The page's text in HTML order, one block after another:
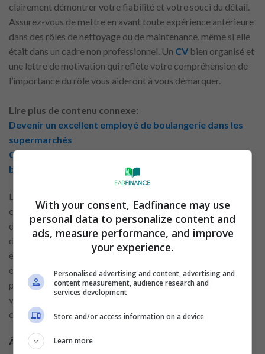
clairement démontrer votre fiabilité et votre souci du détail.
Assurez-vous de mettre en avant toute expérience antérieure
dans des rôles de nettoyage ou de maintenance, même si elle
était dans un cadre non professionnel. Un CV bien organisé et
une lettre de motivation qui reflète votre compréhension de
l’importance du rôle vous aideront à vous démarquer.
Lire plus de contenu connexe:
Devenir un excellent employé de boulangerie dans les
supermarchés
Comment décrocher un poste de préposé à la
boulangerie dans votre supermarché local
L’entretien pour un
concentrer sur des questions pratiques, telles que la manière
dont vous géreriez des tâches de nettoyage spécifiques ou
dont vous prioriseriez vos responsabilités dans un
environnement occupé. Soyez prêt à discuter de vos
expériences passées et de la façon dont elles vous ont
préparé à ce rôle. Montrer une attitude proactive et une
volonté d’apprendre peut considérablement augmenter vos
chances d’être embauché.
À quoi s’attendre après l’embauche
With your consent, Eadfinance may use
personal data to personalize content and
ads, measure performance, and improve
your experience.
Personalised advertising and content, advertising and
content measurement, audience research and
services development
Store and/or access information on a device
Learn more